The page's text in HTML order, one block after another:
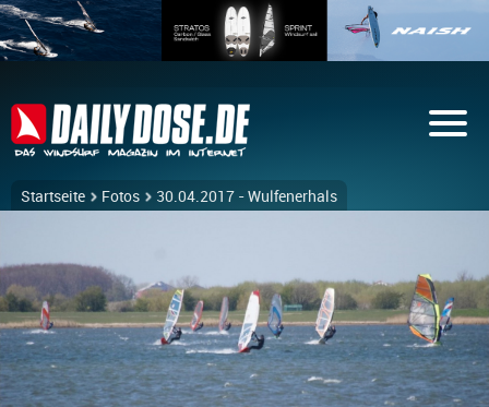
Startseite Fotos 30.04.2017 - Wulfenerhals